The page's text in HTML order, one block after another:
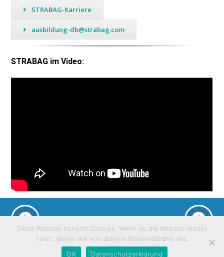
STRABAG-Karriere
ausbildung-db@strabag.com
STRABAG im Video:
Copyright 2020 zwei helden GmbH |Impressum|Datenschutz
Diese Website benutzt Cookies. Wenn du die Website weiter
nutzt, gehen wir von deinem Einverständnis aus.
OK
Datenschutzerklärung